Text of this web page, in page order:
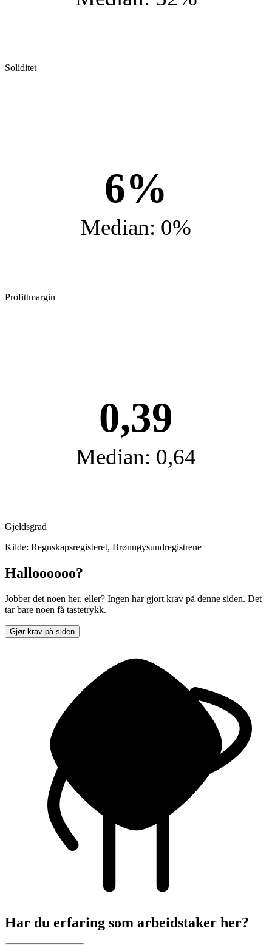
Soliditet
6%
Median: 0%
Profittmargin
0,39
Median: 0,64
Gjeldsgrad
Kilde: Regnskapsregisteret, Brønnøysundregistrene
Halloooooo?
Jobber det noen her, eller? Ingen har gjort krav på denne siden. Det
tar bare noen få tastetrykk.
Gjør krav på siden
Har du erfaring som arbeidstaker her?